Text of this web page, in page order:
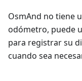
OsmAnd no tiene
odómetro, puede
para registrar su
cuando sea